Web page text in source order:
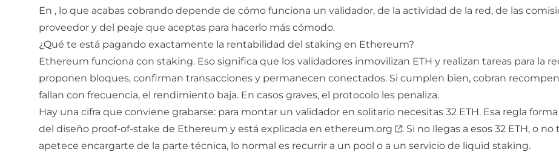
En , lo que acabas cobrando depende de cómo funciona un validador, de la actividad de la red, de las
proveedor y del peaje que aceptas para hacerlo más cómodo.
¿Qué te está pagando exactamente la rentabilidad del staking en Ethereum?
Ethereum funciona con staking. Eso significa que los validadores inmovilizan ETH y realizan tareas para la
proponen bloques, confirman transacciones y permanecen conectados. Si cumplen bien, cobran
fallan con frecuencia, el rendimiento baja. En casos graves, el protocolo les penaliza.
Hay una cifra que conviene grabarse: para montar un validador en solitario necesitas 32 ETH. Esa regla
del diseño proof-of-stake de Ethereum y está explicada en ethereum.org
. Si no llegas a esos 32 ETH, o no
apetece encargarte de la parte técnica, lo normal es recurrir a un pool o a un servicio de liquid staking.